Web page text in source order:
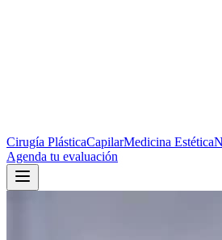
Cirugía PlásticaCapilarMedicina Estética
Agenda tu evaluación